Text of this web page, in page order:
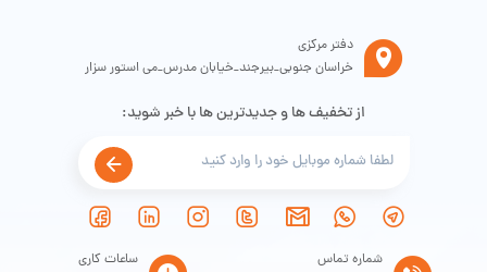
شماره تماس ساعات کاری
دفتر مرکزی
خراسان جنوبی_بیرجند_خیابان مدرس_می استور سزار
از تخفیف ها و جدیدترین ها با خبر شوید: